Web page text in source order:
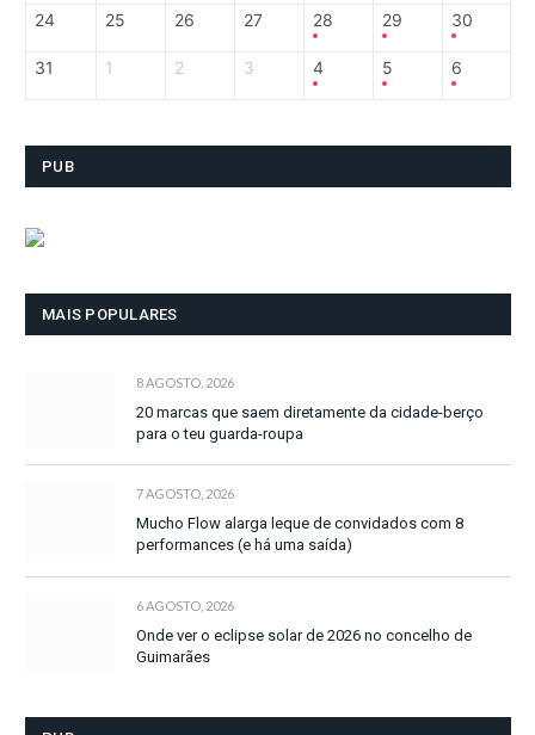
24 25 26 27 28 29 30
31 1 2 3 4 5 6
PUB
MAIS POPULARES
8 AGOSTO, 2026
20 marcas que saem diretamente da cidade-berço
para o teu guarda-roupa
7 AGOSTO, 2026
Mucho Flow alarga leque de convidados com 8
performances (e há uma saída)
6 AGOSTO, 2026
Onde ver o eclipse solar de 2026 no concelho de
Guimarães